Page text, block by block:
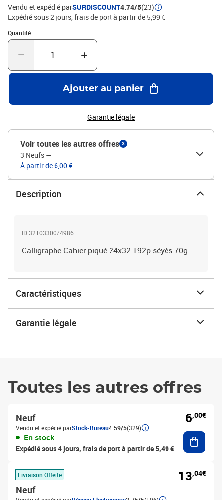
Vendu et expédié parSURDISCOUNT4.74/5(23)
Expédié sous 2 jours, frais de port à partir de 5,99 €
Quantité
Quantité : 1
Ajouter au panier
Garantie légale
Voir toutes les autres offres 3
3 Neufs —
À partir de 6,00 €
Description
ID 3210330074986
Calligraphe Cahier piqué 24x32 192p séyès 70g
Caractéristiques
Garantie légale
Toutes les autres offres
Neuf
Vendu et expédié parStock-Bureau4.59/5(329)
En stock
Expédié sous 4 jours, frais de port à partir de 5,49 €
6,00€
Livraison Offerte
Neuf
13,04€